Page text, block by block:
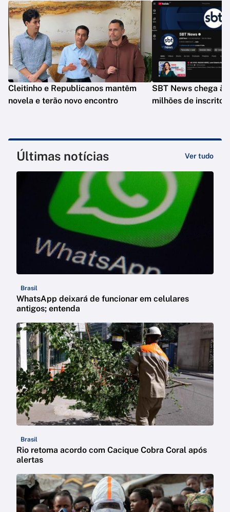
Cleitinho e Republicanos mantêm
novela e terão novo encontro
SBT News chega à
milhões de inscritos
Últimas notícias Ver tudo
Brasil
WhatsApp deixará de funcionar em celulares
antigos; entenda
Brasil
Rio retoma acordo com Cacique Cobra Coral após
alertas